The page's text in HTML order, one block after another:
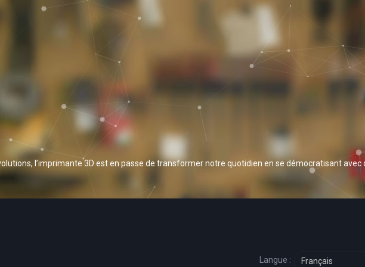
l’imprimante 3D est en passe de transformer notre quotidien en se démocratisant
Langue :